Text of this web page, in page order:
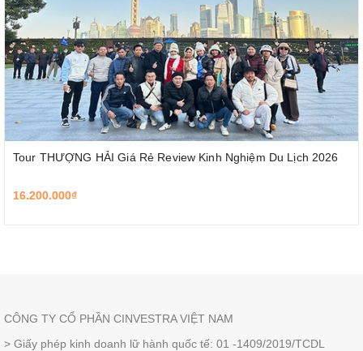
Tour THƯỢNG HẢI Giá Rẻ Review Kinh Nghiệm Du Lịch 2026
16.200.000₫
CÔNG TY CỔ PHẦN CINVESTRA VIỆT NAM
> Giấy phép kinh doanh lữ hành quốc tế: 01 -1409/2019/TCDL